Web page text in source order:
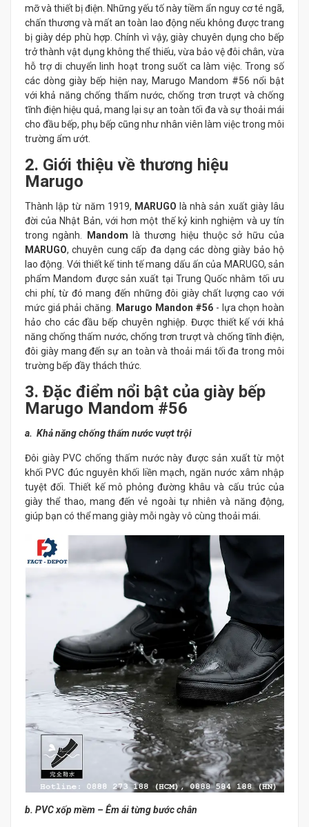
mỡ và thiết bị điện. Những yếu tố này tiềm ẩn nguy cơ té ngã,
chấn thương và mất an toàn lao động nếu không được trang
bị giày dép phù hợp. Chính vì vậy, giày chuyên dụng cho bếp
trở thành vật dụng không thể thiếu, vừa bảo vệ đôi chân, vừa
hỗ trợ di chuyển linh hoạt trong suốt ca làm việc. Trong số
các dòng giày bếp hiện nay, Marugo Mandom #56 nổi bật
với khả năng chống thấm nước, chống trơn trượt và chống
tĩnh điện hiệu quả, mang lại sự an toàn tối đa và sự thoải mái
cho đầu bếp, phụ bếp cũng như nhân viên làm việc trong môi
trường ẩm ướt.
2. Giới thiệu về thương hiệu
Marugo
Thành lập từ năm 1919, MARUGO là nhà sản xuất giày lâu
đời của Nhật Bản, với hơn một thế kỷ kinh nghiệm và uy tín
trong ngành.
Mandom
là thương hiệu thuộc sở hữu của
MARUGO, chuyên cung cấp đa dạng các dòng giày bảo hộ
lao động. Với thiết kế tinh tế mang dấu ấn của MARUGO, sản
phẩm Mandom được sản xuất tại Trung Quốc nhằm tối ưu
chi phí, từ đó mang đến những đôi giày chất lượng cao với
mức giá phải chăng.
Marugo Mandon #56 - lựa chọn hoàn
hảo cho các đầu bếp chuyên nghiệp. Được thiết kế với khả
năng chống thấm nước, chống trơn trượt và chống tĩnh điện,
đôi giày mang đến sự an toàn và thoải mái tối đa trong môi
trường bếp đầy thách thức.
3. Đặc điểm nổi bật của giày bếp
Marugo Mandom #56
a. Khả năng chống thấm nước vượt trội
Đôi giày PVC chống thấm nước này được sản xuất từ một
khối PVC đúc nguyên khối liền mạch, ngăn nước xâm nhập
tuyệt đối. Thiết kế mô phỏng đường khâu và cấu trúc của
giày thể thao, mang đến vẻ ngoài tự nhiên và năng động,
giúp bạn có thể mang giày mỗi ngày vô cùng thoải mái.
b. PVC xốp mềm – Êm ái từng bước chân